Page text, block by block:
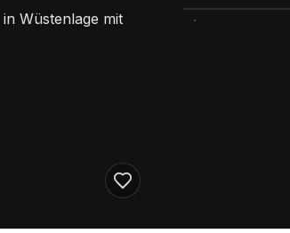
Wüstenlage mit